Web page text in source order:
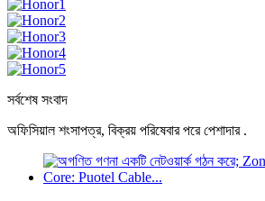
সর্বশেষ সংবাদ
অফিসিয়াল শংসাপত্র, বিক্রয় পরিষেবার পরে পেশাদার .